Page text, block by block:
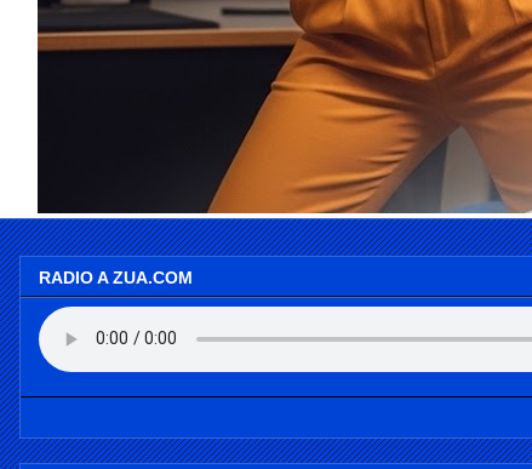
RADIO A ZUA.COM